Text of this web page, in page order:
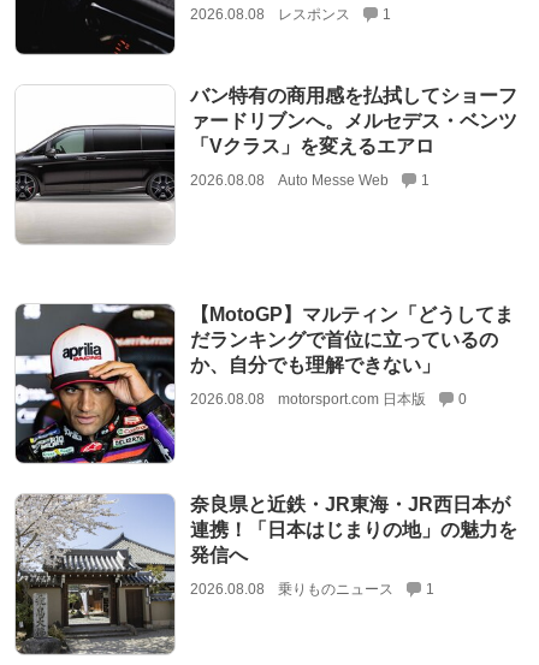
2026.08.08 レスポンス 1
バン特有の商用感を払拭してショーフ
ァードリブンへ。メルセデス・ベンツ
「Vクラス」を変えるエアロ
2026.08.08 Auto Messe Web 1
【MotoGP】マルティン「どうしてま
だランキングで首位に立っているの
か、自分でも理解できない」
2026.08.08 motorsport.com 日本版 0
奈良県と近鉄・JR東海・JR西日本が
連携！「日本はじまりの地」の魅力を
発信へ
2026.08.08 乗りものニュース 1